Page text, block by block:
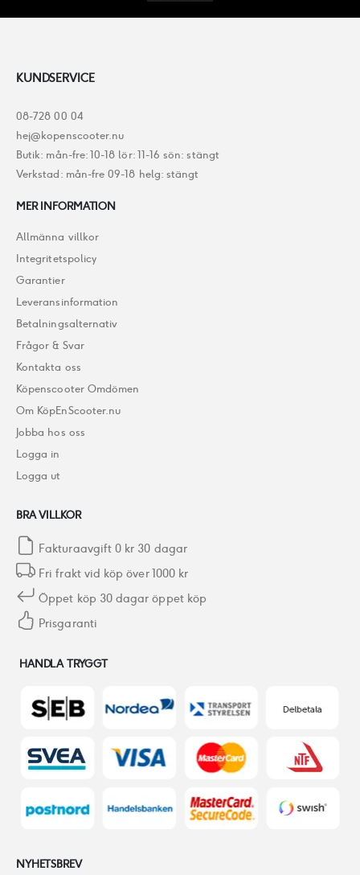
KUNDSERVICE
08-728 00 04
hej@kopenscooter.nu
Butik: mån-fre: 10-18 lör: 11-16 sön: stängt
Verkstad: mån-fre 09-18 helg: stängt
MER INFORMATION
Allmänna villkor
Integritetspolicy
Garantier
Leveransinformation
Betalningsalternativ
Frågor & Svar
Kontakta oss
Köpenscooter Omdömen
Om KöpEnScooter.nu
Jobba hos oss
Logga in
Logga ut
BRA VILLKOR
Fakturaavgift 0 kr 30 dagar
Fri frakt vid köp över 1000 kr
Öppet köp 30 dagar öppet köp
Prisgaranti
HANDLA TRYGGT
NYHETSBREV